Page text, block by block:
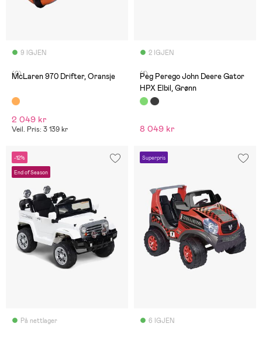
9 IGJEN
(0)
McLaren 970 Drifter, Oransje
2 049 kr
Veil. Pris: 3 139 kr
2 IGJEN
(1)
Peg Perego John Deere Gator
HPX Elbil, Grønn
8 049 kr
-12%
End of Season
På nettlager
Superpris
6 IGJEN